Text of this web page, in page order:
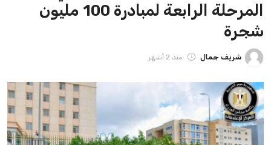
اخبار مصر
عرب وعالم
اقتصاد
اخبار الرياضة
منوعات
المرحلة الرابعة لمبادرة 100 مليون
شجرة
شريف جمال منذ 2 أشهر